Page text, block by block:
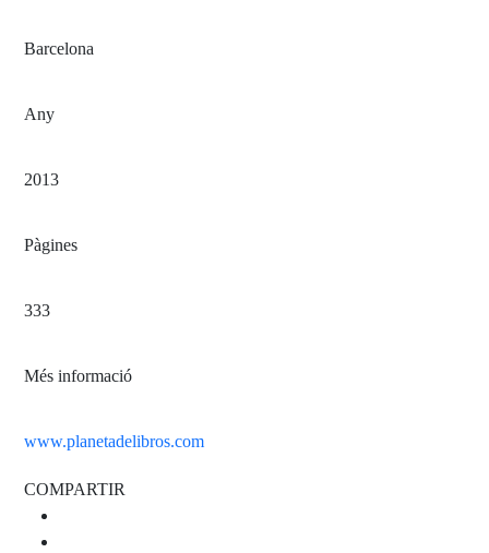
Barcelona
Any
2013
Pàgines
333
Més informació
www.planetadelibros.com
COMPARTIR